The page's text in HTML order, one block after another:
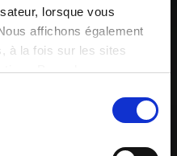
lorsque vous
affichons également
à la fois sur les sites
tiers. Pour changer vos
sur « Configurer